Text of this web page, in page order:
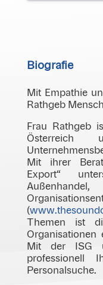
Biografie
Mit Empathie
Rathgeb
Frau Rathgeb
Mit ihrer
Export“
(
Themen ist
Organisationen
Mit der ISG
professionell
Personalsuche.